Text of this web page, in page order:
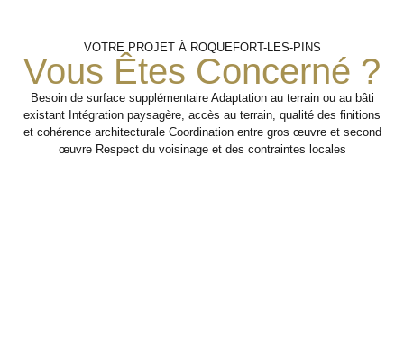
Préparation
Du
Chantier
Analyse des
contraintes,
organisation des
Intervention
Structurelle
Réalisation des
travaux de gros œuvre
nécessaires au projet
de construction,
Coordination
Avec Le
Second
Œuvre
Préparation des étapes
suivantes pour faciliter
VOTRE PROJET À ROQUEFORT-LES-PINS
Vous Êtes Concerné ?
Besoin de surface supplémentaire Adaptation au terrain ou au bâti
existant Intégration paysagère, accès au terrain, qualité des finitions
et cohérence architecturale Coordination entre gros œuvre et second
œuvre Respect du voisinage et des contraintes locales